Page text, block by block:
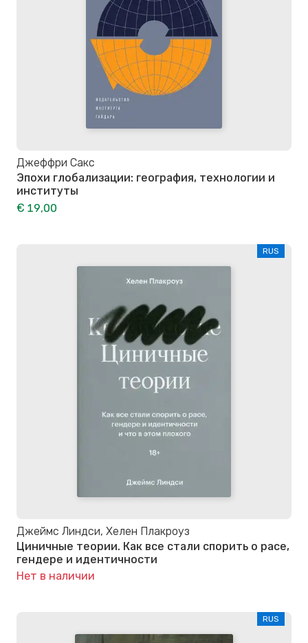
Джеффри Сакс
Эпохи глобализации: география, технологии и
институты
€ 19,00
RUS
Джеймс Линдси, Хелен Плакроуз
Циничные теории. Как все стали спорить о расе,
гендере и идентичности
Нет в наличии
RUS